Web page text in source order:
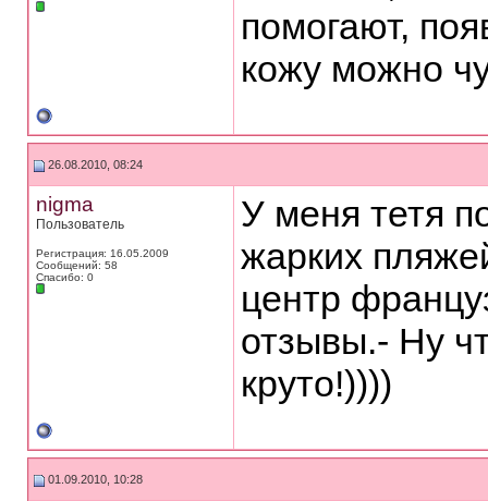
помогают,
кожу можно
26.08.2010, 08:24
nigma
Пользователь
Регистрация: 16.05.2009
Сообщений: 58
Спасибо: 0
У меня тетя
жарких
центр
отзывы.- Ну
круто!))))
01.09.2010, 10:28